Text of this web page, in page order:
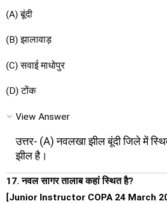
(A) बूंदी
(B) झालावाड़
(C) सवाई माधोपुर
(D) टोंक
View Answer
उत्तर- (A) नवलखा झील बूंदी जिले में
झील है।
17. नवल सागर तालाब कहां स्थित है?
[Junior Instructor COPA 24 March